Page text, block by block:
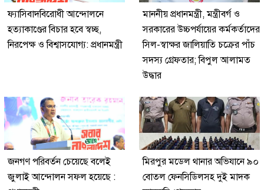
ফ্যাসিবাদবিরোধী আন্দোলনে
হত্যাকাণ্ডের বিচার হবে স্বচ্ছ,
নিরপেক্ষ ও বিশ্বাসযোগ্য: প্রধানমন্ত্রী
মাননীয় প্রধানমন্ত্রী, মন্ত্রীবর্গ ও
সরকারের উচ্চপর্যায়ের কর্মকর্তাদের
সিল-স্বাক্ষর জালিয়াতি চক্রের পাঁচ
সদস্য গ্রেফতার; বিপুল আলামত
উদ্ধার
জনগণ পরিবর্তন চেয়েছে বলেই
জুলাই আন্দোলন সফল হয়েছে :
মিরপুর মডেল থানার অভিযানে ৯০
বোতল ফেনসিডিলসহ দুই মাদক